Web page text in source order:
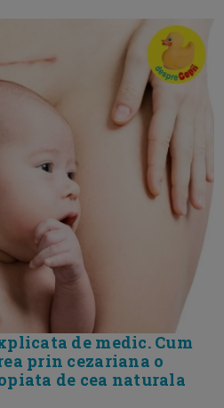
de medic. Cum
prin cezariana o
de cea naturala